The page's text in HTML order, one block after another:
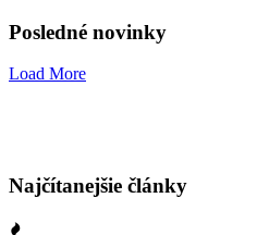
Posledné novinky
Load More
Najčítanejšie články